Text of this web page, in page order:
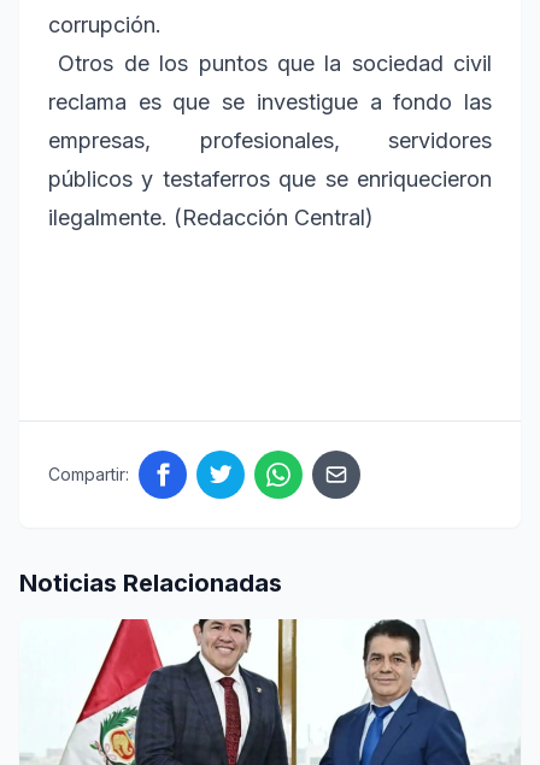
corrupción.
Otros de los puntos que la sociedad civil
reclama es que se investigue a fondo las
empresas, profesionales, servidores
públicos y testaferros que se enriquecieron
ilegalmente. (Redacción Central)
Compartir:
Noticias Relacionadas